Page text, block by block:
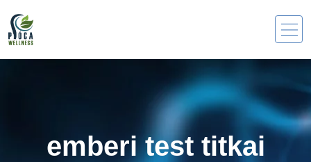
emberi test titkai